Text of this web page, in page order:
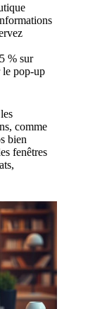
% sur
le pop-up
comme
bien
fenêtres